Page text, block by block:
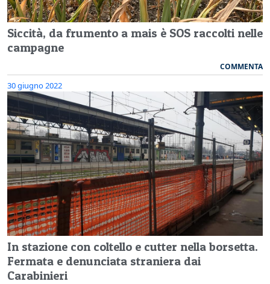
Siccità, da frumento a mais è SOS raccolti nelle
campagne
COMMENTA
30 giugno 2022
In stazione con coltello e cutter nella borsetta.
Fermata e denunciata straniera dai
Carabinieri